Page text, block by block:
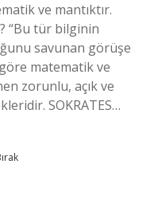
ve mantıktır.
“Bu tür bilginin
savunan görüşe
matematik ve
zorunlu, açık ve
SOKRATES…